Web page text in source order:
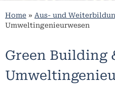
Home » Aus- und
Umweltingenieurwesen
Green Building